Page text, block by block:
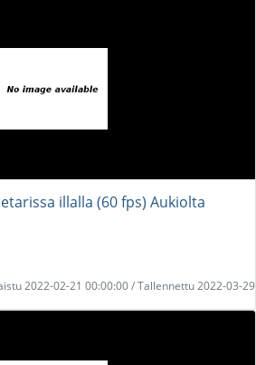
illalla (60 fps) Aukiolta
2022-02-21 00:00:00 / Tallennettu 2022-03-29